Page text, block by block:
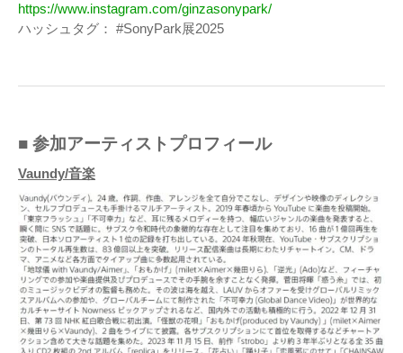
https://www.instagram.com/ginzasonypark/
ハッシュタグ： #SonyPark展2025
■ 参加アーティストプロフィール
Vaundy/音楽